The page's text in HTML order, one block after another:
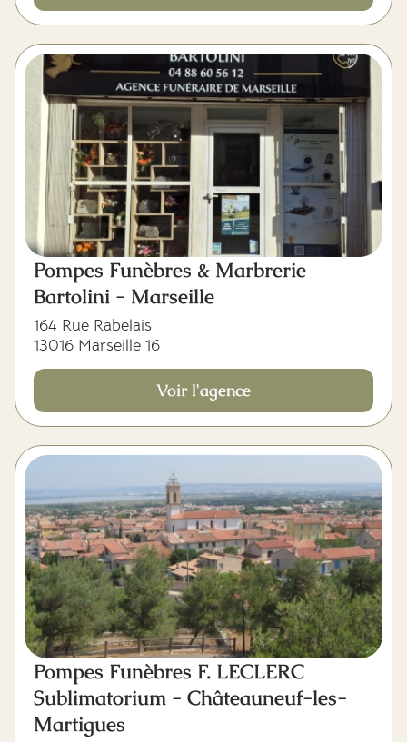
Pompes Funèbres & Marbrerie
Bartolini - Marseille
164 Rue Rabelais
13016 Marseille 16
Voir l'agence
Pompes Funèbres F. LECLERC
Sublimatorium - Châteauneuf-les-
Martigues